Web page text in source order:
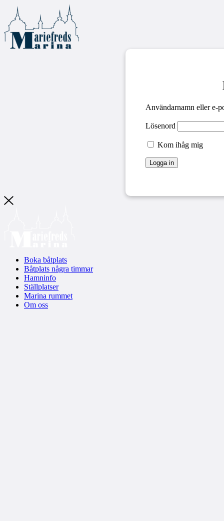
Användarnamn eller e-
Lösenord
Kom ihåg mig
Boka båtplats
Båtplats några timmar
Hamninfo
Ställplatser
Marina rummet
Om oss